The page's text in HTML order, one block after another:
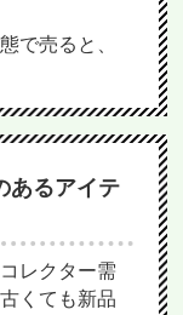
で売ると、
あるアイテ
レクター需
くても新品